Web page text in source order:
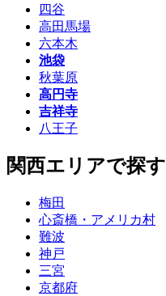
四谷
高田馬場
六本木
池袋
秋葉原
高円寺
吉祥寺
八王子
関西エリアで探す
梅田
心斎橋・アメリカ村
難波
神戸
三宮
京都府